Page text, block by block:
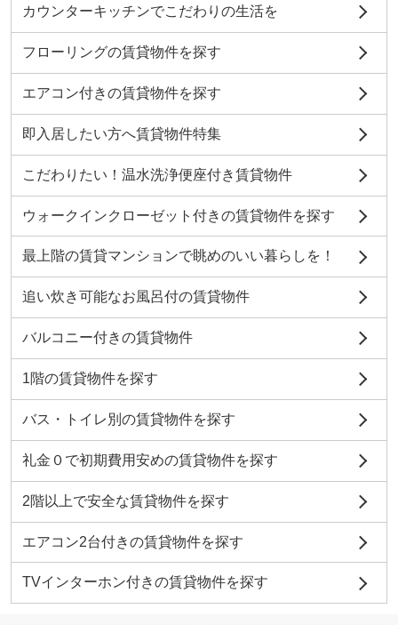
カウンターキッチンでこだわりの生活を
フローリングの賃貸物件を探す
エアコン付きの賃貸物件を探す
即入居したい方へ賃貸物件特集
こだわりたい！温水洗浄便座付き賃貸物件
ウォークインクローゼット付きの賃貸物件を探す
最上階の賃貸マンションで眺めのいい暮らしを！
追い炊き可能なお風呂付の賃貸物件
バルコニー付きの賃貸物件
1階の賃貸物件を探す
バス・トイレ別の賃貸物件を探す
礼金０で初期費用安めの賃貸物件を探す
2階以上で安全な賃貸物件を探す
エアコン2台付きの賃貸物件を探す
TVインターホン付きの賃貸物件を探す